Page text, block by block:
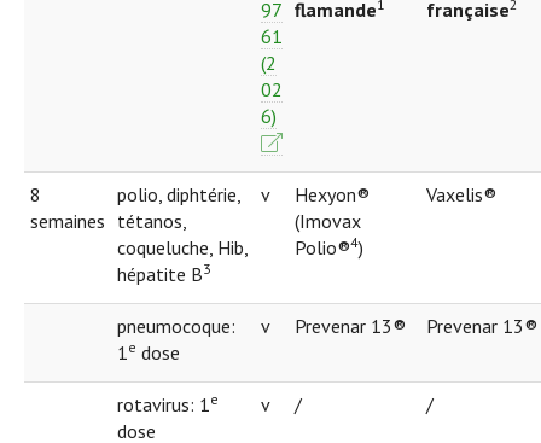
97
61
(2
02
6)
flamande1
française2
8
semaines
polio, diphtérie,
tétanos,
coqueluche, Hib,
hépatite B3
v
Hexyon®
(Imovax
Polio®4)
Vaxelis®
pneumocoque:
1e dose
v Prevenar 13® Prevenar 13®
rotavirus: 1e
dose
v / /